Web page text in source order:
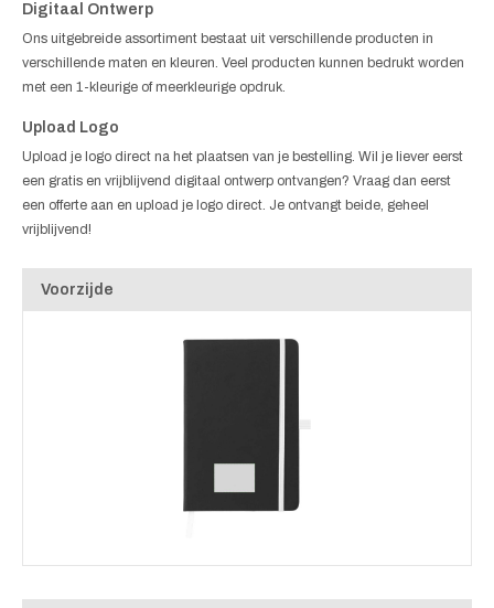
Digitaal Ontwerp
Ons uitgebreide assortiment bestaat uit verschillende producten in
verschillende maten en kleuren. Veel producten kunnen bedrukt worden
met een 1-kleurige of meerkleurige opdruk.
Upload Logo
Upload je logo direct na het plaatsen van je bestelling. Wil je liever eerst
een gratis en vrijblijvend digitaal ontwerp ontvangen? Vraag dan eerst
een offerte aan en upload je logo direct. Je ontvangt beide, geheel
vrijblijvend!
Voorzijde